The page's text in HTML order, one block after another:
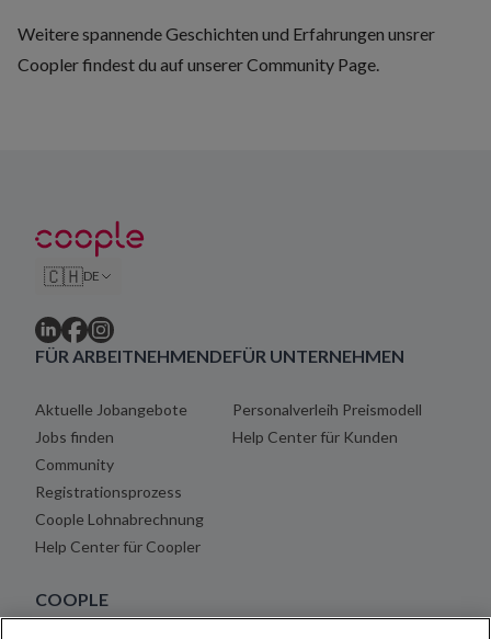
Weitere spannende Geschichten und Erfahrungen unsrer
Coopler findest du auf unsererCommunity Page.
🇨🇭DE
FÜR ARBEITNEHMENDE
Aktuelle Jobangebote
Jobs finden
Community
Registrationsprozess
Coople Lohnabrechnung
Help Center für Coopler
FÜR UNTERNEHMEN
Personalverleih Preismodell
Help Center für Kunden
COOPLE